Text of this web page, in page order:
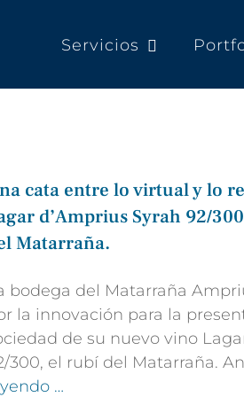
Servicios
cata entre lo virtual y lo
d’Amprius Syrah 92/
Matarraña.
bodega del Matarraña
la innovación para la
de su nuevo vino
300, el rubí del Matarraña.
…